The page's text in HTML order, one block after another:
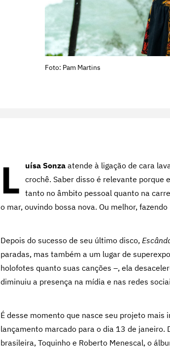
Foto: Pam Martins
L uísa Sonza atende à ligação de cara
crochê. Saber disso é relevante porque
tanto no âmbito pessoal quanto na
o mar, ouvindo bossa nova. Ou melhor,
Depois do sucesso de seu último disco,
paradas, mas também a um lugar de
holofotes quanto suas canções –, ela
diminuiu a presença na mídia e nas redes
É desse momento que nasce seu projeto
lançamento marcado para o dia 13 de janeiro.
brasileira, Toquinho e Roberto Menescal, o